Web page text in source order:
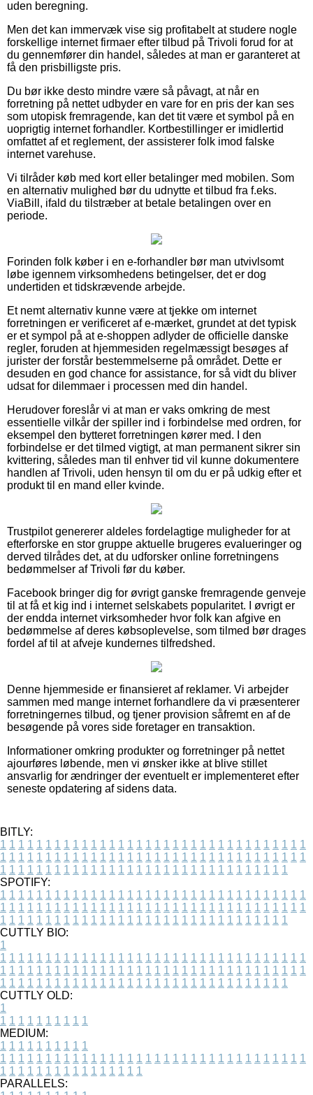
uden beregning.
Men det kan immervæk vise sig profitabelt at studere nogle
forskellige internet firmaer efter tilbud på Trivoli forud for at
du gennemfører din handel, således at man er garanteret at
få den prisbilligste pris.
Du bør ikke desto mindre være så påvagt, at når en
forretning på nettet udbyder en vare for en pris der kan ses
som utopisk fremragende, kan det tit være et symbol på en
uoprigtig internet forhandler. Kortbestillinger er imidlertid
omfattet af et reglement, der assisterer folk imod falske
internet varehuse.
Vi tilråder køb med kort eller betalinger med mobilen. Som
en alternativ mulighed bør du udnytte et tilbud fra f.eks.
ViaBill, ifald du tilstræber at betale betalingen over en
periode.
Forinden folk køber i en e-forhandler bør man utvivlsomt
løbe igennem virksomhedens betingelser, det er dog
undertiden et tidskrævende arbejde.
Et nemt alternativ kunne være at tjekke om internet
forretningen er verificeret af e-mærket, grundet at det typisk
er et sympol på at e-shoppen adlyder de officielle danske
regler, foruden at hjemmesiden regelmæssigt besøges af
jurister der forstår bestemmelserne på området. Dette er
desuden en god chance for assistance, for så vidt du bliver
udsat for dilemmaer i processen med din handel.
Herudover foreslår vi at man er vaks omkring de mest
essentielle vilkår der spiller ind i forbindelse med ordren, for
eksempel den bytteret forretningen kører med. I den
forbindelse er det tilmed vigtigt, at man permanent sikrer sin
kvittering, således man til enhver tid vil kunne dokumentere
handlen af Trivoli, uden hensyn til om du er på udkig efter et
produkt til en mand eller kvinde.
Trustpilot genererer aldeles fordelagtige muligheder for at
efterforske en stor gruppe aktuelle brugeres evalueringer og
derved tilrådes det, at du udforsker online forretningens
bedømmelser af Trivoli før du køber.
Facebook bringer dig for øvrigt ganske fremragende genveje
til at få et kig ind i internet selskabets popularitet. I øvrigt er
der endda internet virksomheder hvor folk kan afgive en
bedømmelse af deres købsoplevelse, som tilmed bør drages
fordel af til at afveje kundernes tilfredshed.
Denne hjemmeside er finansieret af reklamer. Vi arbejder
sammen med mange internet forhandlere da vi præsenterer
forretningernes tilbud, og tjener provision såfremt en af de
besøgende på vores side foretager en transaktion.
Informationer omkring produkter og forretninger på nettet
ajourføres løbende, men vi ønsker ikke at blive stillet
ansvarlig for ændringer der eventuelt er implementeret efter
seneste opdatering af sidens data.
BITLY:
1 1 1 1 1 1 1 1 1 1 1 1 1 1 1 1 1 1 1 1 1 1 1 1 1 1 1 1 1 1 1 1 1 1
1 1 1 1 1 1 1 1 1 1 1 1 1 1 1 1 1 1 1 1 1 1 1 1 1 1 1 1 1 1 1 1 1 1
1 1 1 1 1 1 1 1 1 1 1 1 1 1 1 1 1 1 1 1 1 1 1 1 1 1 1 1 1 1 1 1
SPOTIFY:
1 1 1 1 1 1 1 1 1 1 1 1 1 1 1 1 1 1 1 1 1 1 1 1 1 1 1 1 1 1 1 1 1 1
1 1 1 1 1 1 1 1 1 1 1 1 1 1 1 1 1 1 1 1 1 1 1 1 1 1 1 1 1 1 1 1 1 1
1 1 1 1 1 1 1 1 1 1 1 1 1 1 1 1 1 1 1 1 1 1 1 1 1 1 1 1 1 1 1 1
CUTTLY BIO:
1
1 1 1 1 1 1 1 1 1 1 1 1 1 1 1 1 1 1 1 1 1 1 1 1 1 1 1 1 1 1 1 1 1 1
1 1 1 1 1 1 1 1 1 1 1 1 1 1 1 1 1 1 1 1 1 1 1 1 1 1 1 1 1 1 1 1 1 1
1 1 1 1 1 1 1 1 1 1 1 1 1 1 1 1 1 1 1 1 1 1 1 1 1 1 1 1 1 1 1 1
CUTTLY OLD:
1
1 1 1 1 1 1 1 1 1 1
MEDIUM:
1 1 1 1 1 1 1 1 1 1
1 1 1 1 1 1 1 1 1 1 1 1 1 1 1 1 1 1 1 1 1 1 1 1 1 1 1 1 1 1 1 1 1 1
1 1 1 1 1 1 1 1 1 1 1 1 1 1 1 1
PARALLELS: